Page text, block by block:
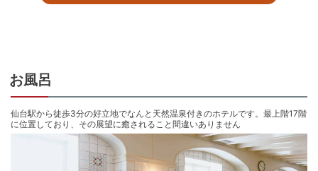
黄金の街プラハは、中欧における貿易と文化の十字路でした。時を経てもな
お、各々の時代と文化が織りなす街の魅力は、今日でも色あせることはあり
ません。そんな賑わいと落ち着きを感じさせる館内のアンティークの品々
と、格調高いインテリアとともに非日常感に浸っていただけます。大好評を
いただいておりますのが、最上階にございます天然温泉「サラ・テレナ」で
す。天然温泉、ボディケア、エステを完備した癒しの空間となっており、ス
カイラウンジでは展望だけでなく、軽食や他では味わえないオリジナルのド
リンクやデザートも楽しめ、癒しを感じていただけるひとときをお過ごしい
お風呂
仙台駅から徒歩3分の好立地でなんと天然温泉付きのホテルです。最上階17階
に位置しており、その展望に癒されること間違いありません